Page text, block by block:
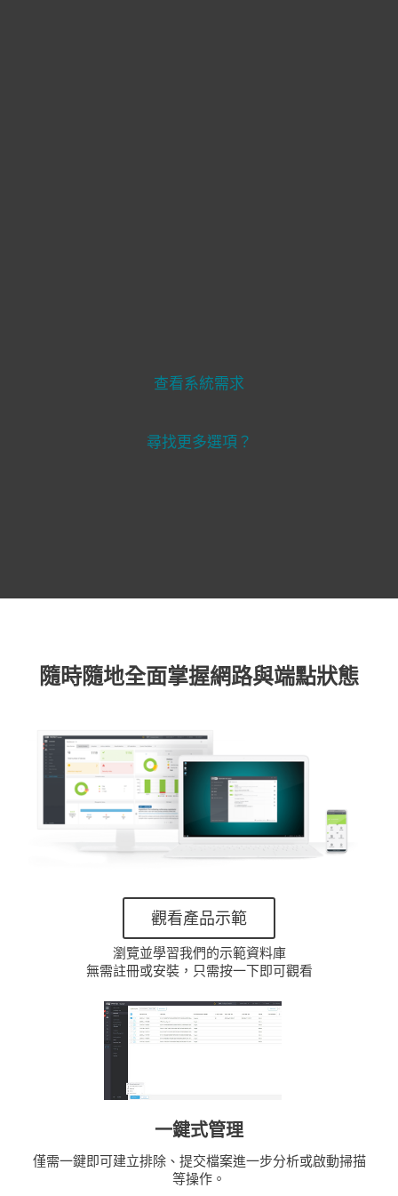
查看系統需求
尋找更多選項？
隨時隨地全面掌握網路與端點狀態
觀看產品示範
瀏覽並學習我們的示範資料庫
無需註冊或安裝，只需按一下即可觀看
一鍵式管理
僅需一鍵即可建立排除、提交檔案進一步分析或啟動掃描
等操作。